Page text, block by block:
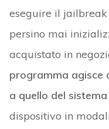
eseguire il
persino mai
acquistato in
programma agisce
a quello del
dispositivo in